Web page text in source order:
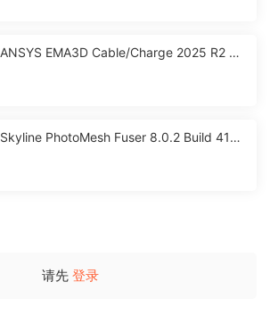
ANSYS EMA3D Cable/Charge 2025 R2 永
Skyline PhotoMesh Fuser 8.0.2 Build 4101
请先 登录